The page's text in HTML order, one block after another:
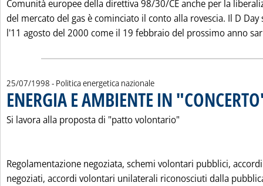
Comunità europee della direttiva 98/30/CE anche per la
del mercato del gas è cominciato il conto alla rovescia. Il D Day
l'11 agosto del 2000 come il 19 febbraio del prossimo anno
25/07/1998 - Politica energetica nazionale
ENERGIA E AMBIENTE IN
Si lavora alla proposta di "patto volontario"
Regolamentazione negoziata, schemi volontari pubblici, accordi
negoziati, accordi volontari unilaterali riconosciuti dalla